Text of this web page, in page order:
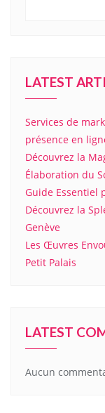
LATEST
Services de
présence en
Découvrez la
Élaboration du
Guide Essentiel
Découvrez la
Genève
Les Œuvres
Petit Palais
LATEST
Aucun